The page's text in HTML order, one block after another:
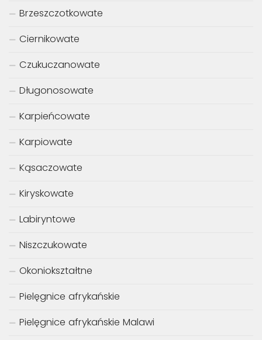
Brzeszczotkowate
Ciernikowate
Czukuczanowate
Długonosowate
Karpieńcowate
Karpiowate
Kąsaczowate
Kiryskowate
Labiryntowe
Niszczukowate
Okoniokształtne
Pielęgnice afrykańskie
Pielęgnice afrykańskie Malawi